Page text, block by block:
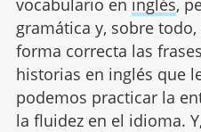
vocabulario en inglés,
gramática y, sobre
forma correcta las
historias en inglés que
podemos practicar la
la fluidez en el idioma.